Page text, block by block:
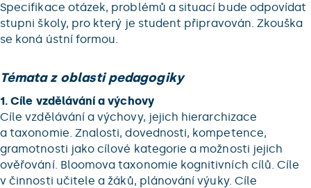
Specifikace otázek, problémů a situací bude odpovídat
stupni školy, pro který je student připravován. Zkouška
se koná ústní formou.
Témata z oblasti pedagogiky
1. Cíle vzdělávání a výchovy
Cíle vzdělávání a výchovy, jejich hierarchizace
a taxonomie. Znalosti, dovednosti, kompetence,
gramotnosti jako cílové kategorie a možnosti jejich
ověřování. Bloomova taxonomie kognitivních cílů. Cíle
v činnosti učitele a žáků, plánování výuky. Cíle